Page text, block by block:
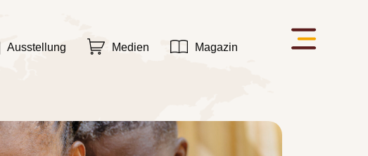
Ausstellung Medien Magazin